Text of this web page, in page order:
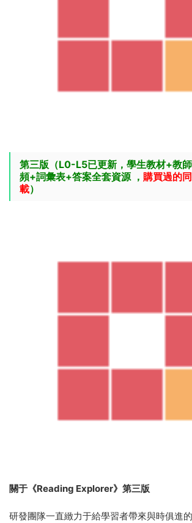
第三版（L0-L5已更新，學生教材+教
頻+詞彙表+答案全套資源 ， 購買過的
載）
關于《Reading Explorer》第三版
研發團隊一直緻力于給學習者帶來與時俱進